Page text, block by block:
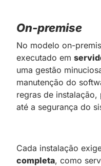
On-premise
No modelo on-
executado em
uma gestão
manutenção do
regras de
até a segurança do
Cada instalação
completa, como